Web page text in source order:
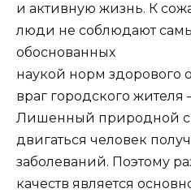
и активную жизнь. К
люди не соблюдают
обоснованных
наукой норм здорового
враг городского
Лишенный природной
двигаться человек
заболеваний. Поэтому
качеств является